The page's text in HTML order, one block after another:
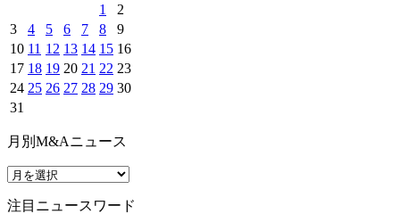
1
2
3
4 5 6 7 8
9
10 11 12 13 14 15 16
17 18 19 20 21 22 23
24 25 26 27 28 29 30
31
月別M&Aニュース
注目ニュースワード